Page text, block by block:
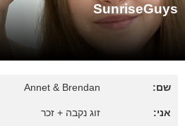
SunriseGuys
שם: Annet & Brendan
אני: זוג נקבה + זכר